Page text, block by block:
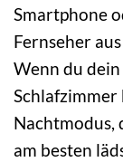
Smartphone
Fernseher
Wenn du
Nachtmodus,
am besten